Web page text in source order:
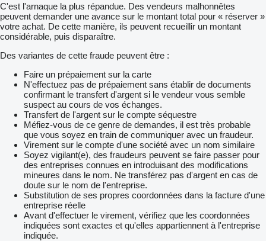
C'est l'arnaque la plus répandue. Des vendeurs malhonnêtes
peuvent demander une avance sur le montant total pour « réserver »
votre achat. De cette manière, ils peuvent recueillir un montant
considérable, puis disparaître.
Des variantes de cette fraude peuvent être :
Faire un prépaiement sur la carte
N'effectuez pas de prépaiement sans établir de documents
confirmant le transfert d'argent si le vendeur vous semble
suspect au cours de vos échanges.
Transfert de l'argent sur le compte séquestre
Méfiez-vous de ce genre de demandes, il est très probable
que vous soyez en train de communiquer avec un fraudeur.
Virement sur le compte d'une société avec un nom similaire
Soyez vigilant(e), des fraudeurs peuvent se faire passer pour
des entreprises connues en introduisant des modifications
mineures dans le nom. Ne transférez pas d'argent en cas de
doute sur le nom de l'entreprise.
Substitution de ses propres coordonnées dans la facture d'une
entreprise réelle
Avant d'effectuer le virement, vérifiez que les coordonnées
indiquées sont exactes et qu'elles appartiennent à l'entreprise
indiquée.